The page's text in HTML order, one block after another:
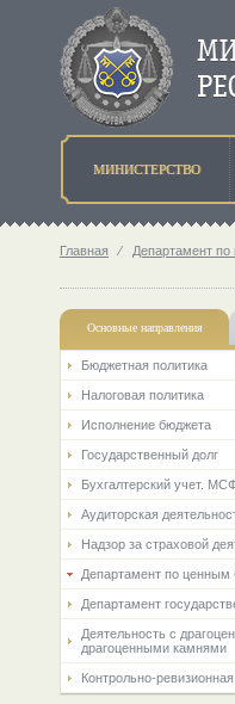
МИНИСТЕРСТВО
Главная ⁄ Департамент
Основные направления
Бюджетная политика
Налоговая политика
Исполнение бюджета
Государственный долг
Бухгалтерский учет.
Аудиторская
Надзор за страховой
Департамент по ценным
Департамент
Деятельность с
драгоценными камнями
Контрольно-